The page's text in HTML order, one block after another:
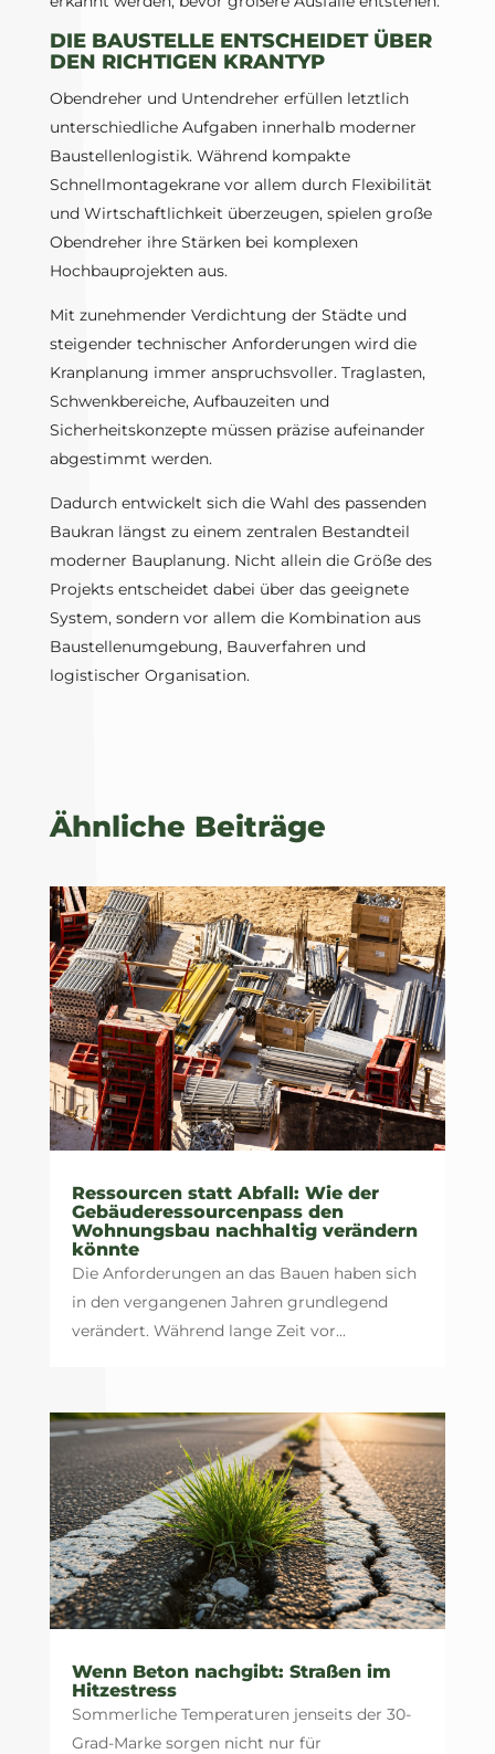
DIE BAUSTELLE ENTSCHEIDET ÜBER
DEN RICHTIGEN KRANTYP
Obendreher und Untendreher erfüllen letztlich
unterschiedliche Aufgaben innerhalb moderner
Baustellenlogistik. Während kompakte
Schnellmontagekrane vor allem durch Flexibilität
und Wirtschaftlichkeit überzeugen, spielen große
Obendreher ihre Stärken bei komplexen
Hochbauprojekten aus.
Mit zunehmender Verdichtung der Städte und
steigender technischer Anforderungen wird die
Kranplanung immer anspruchsvoller. Traglasten,
Schwenkbereiche, Aufbauzeiten und
Sicherheitskonzepte müssen präzise aufeinander
abgestimmt werden.
Dadurch entwickelt sich die Wahl des passenden
Baukran längst zu einem zentralen Bestandteil
moderner Bauplanung. Nicht allein die Größe des
Projekts entscheidet dabei über das geeignete
System, sondern vor allem die Kombination aus
Baustellenumgebung, Bauverfahren und
logistischer Organisation.
Ähnliche Beiträge
Ressourcen statt Abfall: Wie der
Gebäuderessourcenpass den
Wohnungsbau nachhaltig verändern
könnte
Die Anforderungen an das Bauen haben sich
in den vergangenen Jahren grundlegend
verändert. Während lange Zeit vor...
Wenn Beton nachgibt: Straßen im
Hitzestress
Sommerliche Temperaturen jenseits der 30-
Grad-Marke sorgen nicht nur für